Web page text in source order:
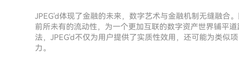
JPEG'd体现了金融的未来，数字艺术与金融机制无缝融合
前所未有的流动性，为一个更加互联的数字资产世界铺平
法，JPEG'd不仅为用户提供了实质性效用，还可能为类似
力。